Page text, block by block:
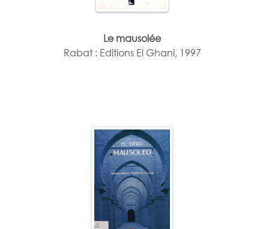
Le mausolée
Rabat : Editions El Ghani, 1997